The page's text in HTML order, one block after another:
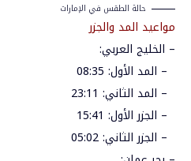
حالة الطقس في الإمارات
مواعيد المد والجزر
– الخليج العربي:
– المد الأول: 08:35
– المد الثاني: 23:11
– الجزر الأول: 15:41
– الجزر الثاني: 05:02